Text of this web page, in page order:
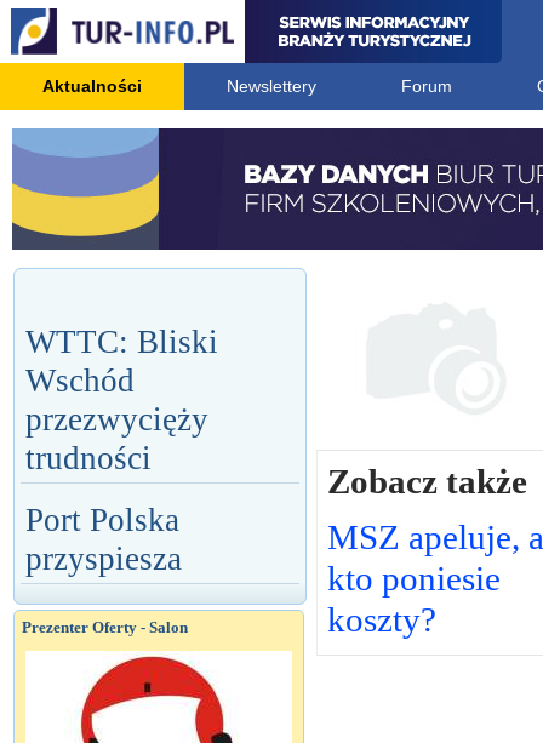
Aktualności Newslettery Forum
WTTC: Bliski
Wschód
przezwycięży
trudności
Port Polska
przyspiesza
Prezenter Oferty - Salon
Zobacz także
MSZ apeluje, a
kto poniesie
koszty?